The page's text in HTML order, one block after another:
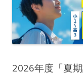
2026年度「夏